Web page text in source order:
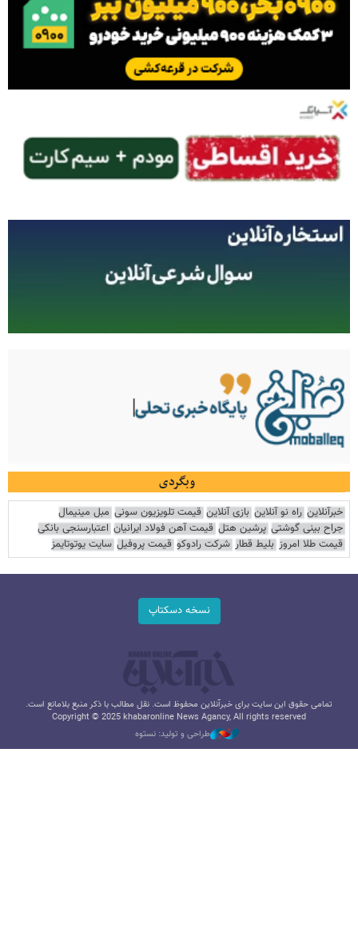
وبگردی
خبرآنلاین راه نو آنلاین بازی آنلاین قیمت تلویزیون سونی مبل مینیمال
جراح بینی گوشتی پرشین هتل قیمت آهن فولاد ایرانیان اعتبارسنجی بانکی
قیمت طلا امروز بلیط قطار شرکت رادوکو قیمت پروفیل سایت یوتوتایمز
نسخه دسکتاپ
تمامی حقوق این سایت برای خبرآنلاین محفوظ است. نقل مطالب با ذکر منبع بلامانع است.
Copyright © 2025 khabaronline News Agancy, All rights reserved
طراحی و تولید: نستوه